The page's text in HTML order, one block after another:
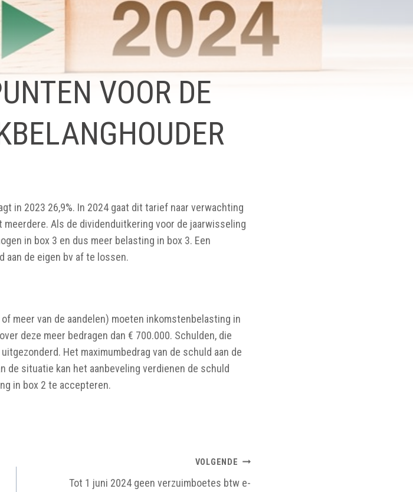
VOOR DE
in 2023 26,9%. In 2024 gaat dit tarief naar verwachting
meerdere. Als de dividenduitkering voor de jaarwisseling
in box 3 en dus meer belasting in box 3. Een
aan de eigen bv af te lossen.
meer van de aandelen) moeten inkomstenbelasting in
deze meer bedragen dan € 700.000. Schulden, die
Het maximumbedrag van de schuld aan de
de situatie kan het aanbeveling verdienen de schuld
in box 2 te accepteren.
VOLGENDE
Tot 1 juni 2024 geen verzuimboetes btw e-